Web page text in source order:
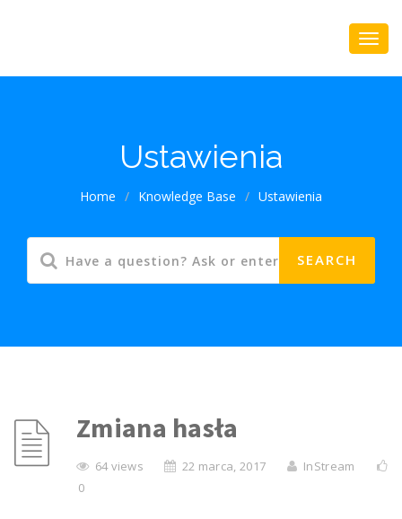
Ustawienia
Home / Knowledge Base / Ustawienia
Zmiana hasła
64 views 22 marca, 2017
InStream
0